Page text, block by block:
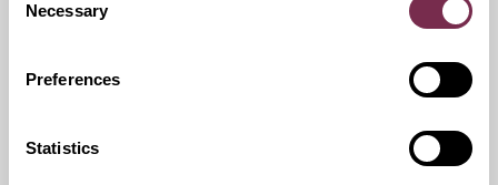
Selection
Necessary
Preferences
Statistics
Durante i mesi invernali potrai equipaggiare la tua vettura
dotazione), o in alternativa, qualora fosse possibile, con